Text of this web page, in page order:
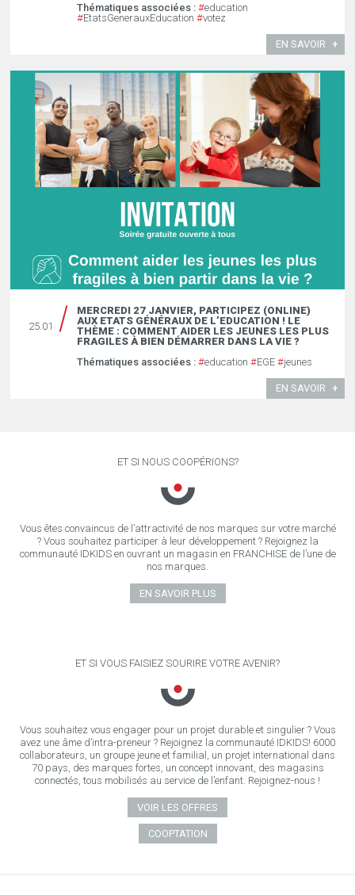
Thématiques associées : #education
#EtatsGenerauxEducation #votez
EN SAVOIR
25.01
MERCREDI 27 JANVIER, PARTICIPEZ (ONLINE)
AUX ETATS GÉNÉRAUX DE L’EDUCATION ! LE
THÈME : COMMENT AIDER LES JEUNES LES PLUS
FRAGILES À BIEN DÉMARRER DANS LA VIE ?
Thématiques associées : #education #EGE #jeunes
EN SAVOIR
ET SI NOUS COOPÉRIONS?
Vous êtes convaincus de l’attractivité de nos marques sur votre marché
? Vous souhaitez participer à leur développement ? Rejoignez la
communauté IDKIDS en ouvrant un magasin en FRANCHISE de l’une de
nos marques.
EN SAVOIR PLUS
ET SI VOUS FAISIEZ SOURIRE VOTRE AVENIR?
Vous souhaitez vous engager pour un projet durable et singulier ? Vous
avez une âme d’intra-preneur ? Rejoignez la communauté IDKIDS! 6000
collaborateurs, un groupe jeune et familial, un projet international dans
70 pays, des marques fortes, un concept innovant, des magasins
connectés, tous mobilisés au service de l’enfant. Rejoignez-nous !
VOIR LES OFFRES
COOPTATION